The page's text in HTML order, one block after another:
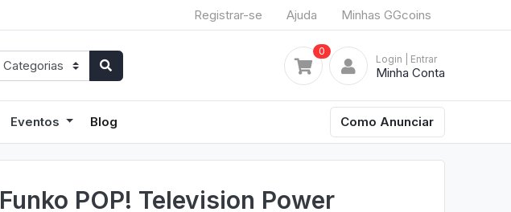
Registrar-se Ajuda Minhas GGcoins
0
Login | Entrar
Minha Conta
Eventos Blog Como Anunciar
Funko POP! Television Power